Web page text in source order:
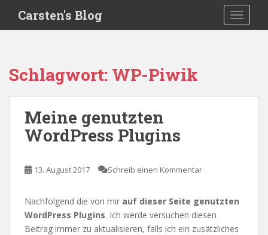
i
Carsten's Blog
Schlagwort: WP-Piwik
Meine genutzten
WordPress Plugins
13. August 2017 Schreib einen Kommentar
Nachfolgend die von mir auf dieser Seite genutzten
WordPress Plugins. Ich werde versuchen diesen
Beitrag immer zu aktualisieren, falls ich ein zusätzliches